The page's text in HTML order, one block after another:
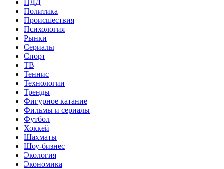
Политика
Происшествия
Психология
Рынки
Сериалы
Спорт
ТВ
Теннис
Технологии
Тренды
Фигурное катание
Фильмы и сериалы
Футбол
Хоккей
Шахматы
Шоу-бизнес
Экология
Экономика